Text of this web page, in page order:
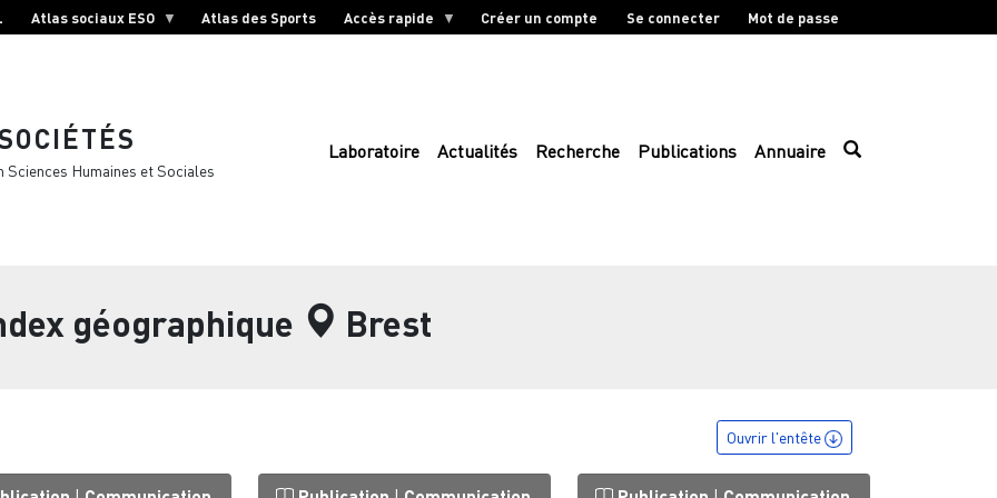
Atlas sociaux ESO Atlas des Sports Accès rapide Créer un compte Se connecter Mot de passe
Humaines et Sociales
Laboratoire Actualités Recherche Publications Annuaire
géographique Brest
Ouvrir l'entête